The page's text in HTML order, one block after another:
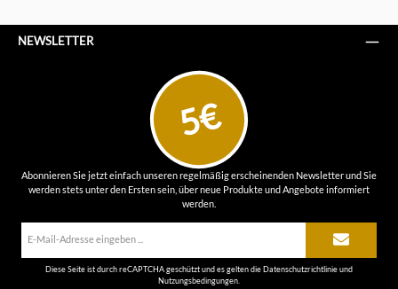
NEWSLETTER
5€
Abonnieren Sie jetzt einfach unseren regelmäßig erscheinenden Newsletter und Sie
werden stets unter den Ersten sein, über neue Produkte und Angebote informiert
werden.
Diese Seite ist durch reCAPTCHA geschützt und es gelten die Datenschutzrichtlinieund
Nutzungsbedingungen.